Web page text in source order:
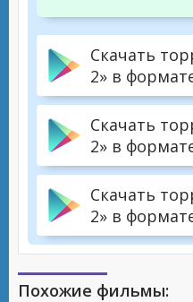
Скачать
2» в
Скачать
2» в
Скачать
2» в
Похожие фильмы: